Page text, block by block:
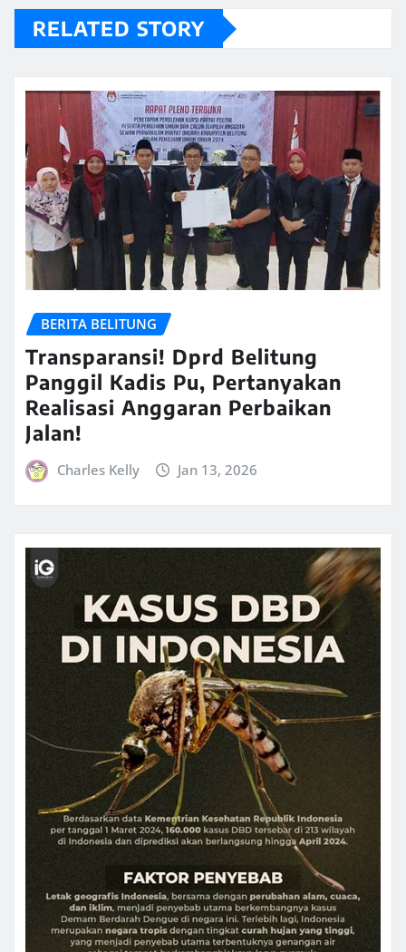
RELATED STORY
BERITA BELITUNG
Transparansi! Dprd Belitung
Panggil Kadis Pu, Pertanyakan
Realisasi Anggaran Perbaikan
Jalan!
Charles Kelly Jan 13, 2026